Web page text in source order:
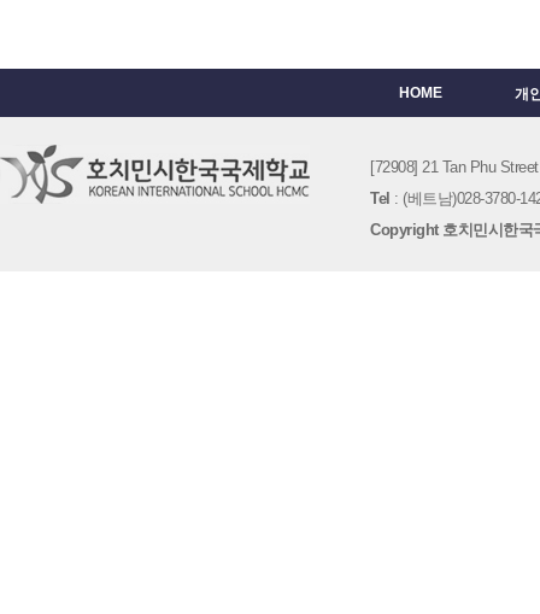
HOME 개
[72908] 21 Tan Phu
Tel : (베트남)028-3780-
Copyright 호치민시한국